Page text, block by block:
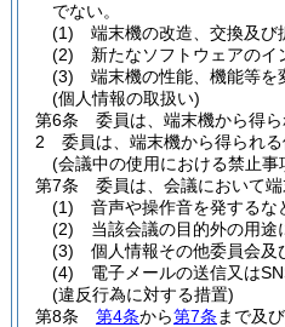
でない。
(1)
端末機の改造、交換及び
(2)
新たなソフトウェアの
(3)
端末機の性能、機能等を
(個人情報の取扱い)
第6条
委員は、端末機から得
2
委員は、端末機から得られ
(会議中の使用における禁止事
第7条
委員は、会議において
(1)
音声や操作音を発するな
(2)
当該会議の目的外の用途
(3)
個人情報その他委員会及
(4)
電子メールの送信又は
(違反行為に対する措置)
第8条
第4条から第7条 まで及